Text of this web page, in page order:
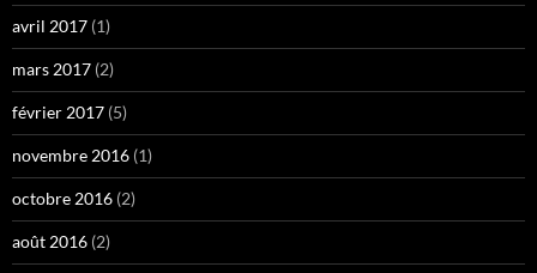
avril 2017 (1)
mars 2017 (2)
février 2017 (5)
novembre 2016 (1)
octobre 2016 (2)
août 2016 (2)